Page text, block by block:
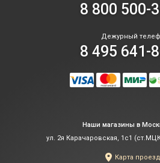
8 800 500-
Дежурный
8 495 641-
Наши магазины в
ул. 2я Карачаровская, 1с1
Карта